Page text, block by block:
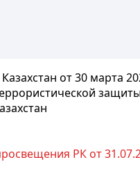
от 30 марта
РК от